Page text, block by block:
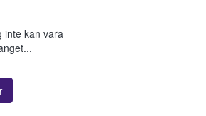
inte kan vara